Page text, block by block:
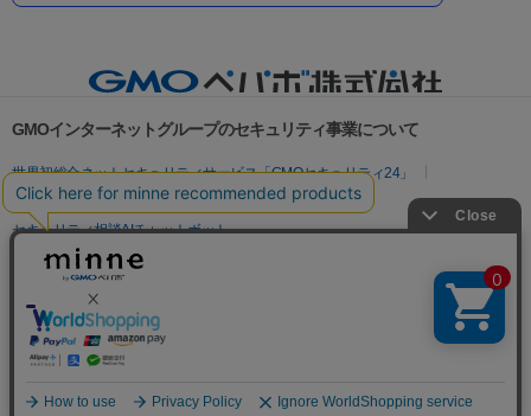
GMOインターネットグループのセキュリティ事業について
世界初総合ネットセキュリティサービス「GMOセキュリティ24」
パスワード漏洩診断
Webサイトリスク診断
セキュリティ相談AIチャットボット
実在証明・盗聴対策
サイバー攻撃対策（GMO Flatt Security）
セキュリティ事業の軌跡